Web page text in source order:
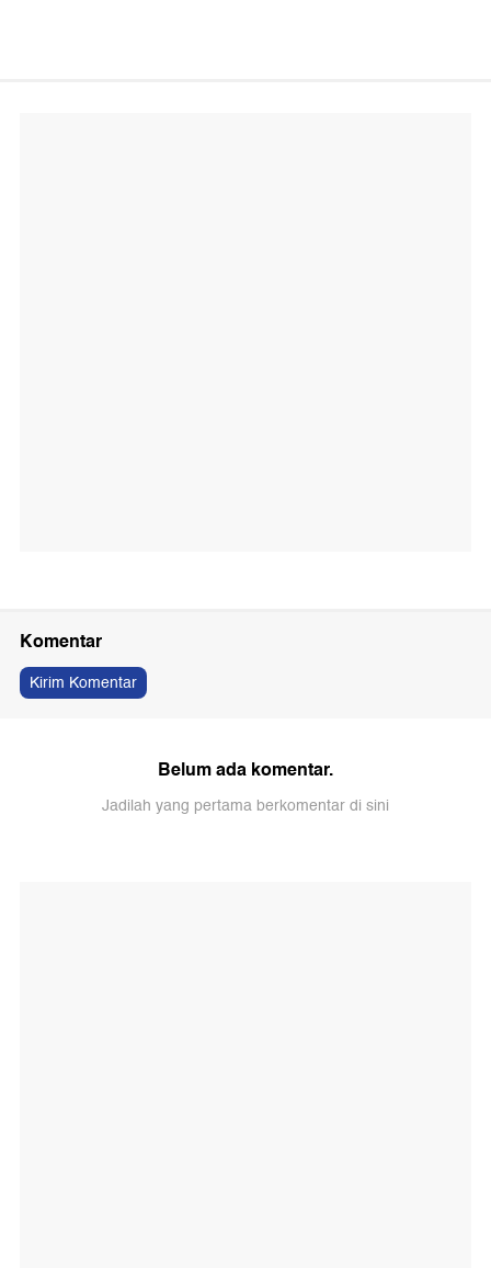
Komentar
Kirim Komentar
Belum ada komentar.
Jadilah yang pertama berkomentar di sini